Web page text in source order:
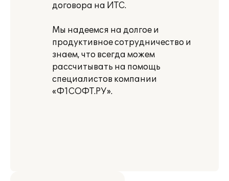
договора на ИТС.
Мы надеемся на долгое и
продуктивное сотрудничество и
знаем, что всегда можем
рассчитывать на помощь
специалистов компании
«Ф1СОФТ.РУ».